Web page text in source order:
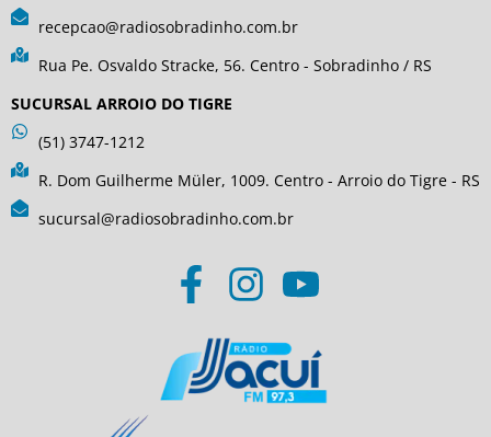
recepcao@radiosobradinho.com.br
Rua Pe. Osvaldo Stracke, 56. Centro - Sobradinho / RS
SUCURSAL ARROIO DO TIGRE
(51) 3747-1212
R. Dom Guilherme Müler, 1009. Centro - Arroio do Tigre - RS
sucursal@radiosobradinho.com.br